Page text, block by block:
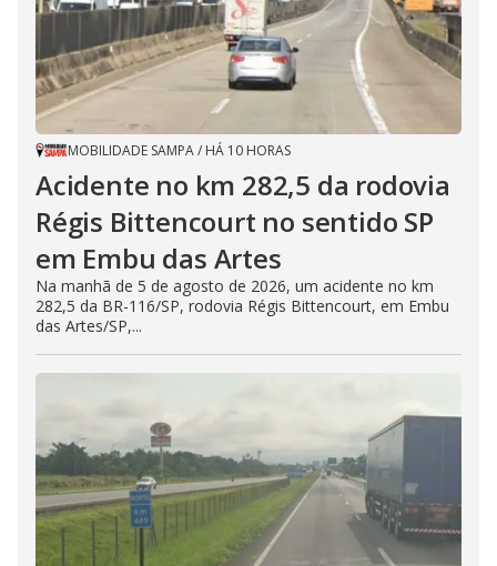
MOBILIDADE SAMPA/ HÁ 10 HORAS
Acidente no km 282,5 da rodovia
Régis Bittencourt no sentido SP
em Embu das Artes
Na manhã de 5 de agosto de 2026, um acidente no km
282,5 da BR-116/SP, rodovia Régis Bittencourt, em Embu
das Artes/SP,...